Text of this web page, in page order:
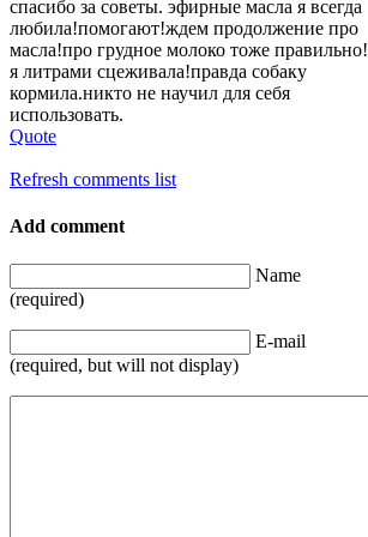
спасибо за советы. эфирные масла я всегда
любила!помогают!ждем продолжение про
масла!про грудное молоко тоже правильно!
я литрами сцеживала!правда собаку
кормила.никто не научил для себя
использовать.
Quote
Refresh comments list
Add comment
Name
(required)
E-mail
(required, but will not display)